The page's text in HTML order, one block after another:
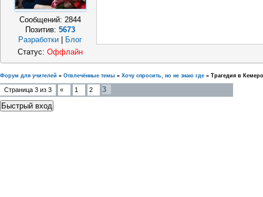
Сообщений: 2844
Позитив: 5673
Разработки
Блог
Статус: Оффлайн
Форум для учителей » Отвлечённые темы » Хочу спросить, но не знаю где » Трагедия в
Страница 3 из 3 « 1 2 3